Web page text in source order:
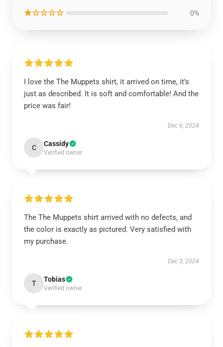
★☆☆☆☆ 0%
I love the The Muppets shirt, it arrived on time, it’s
just as described. It is soft and comfortable! And the
price was fair!
Dec 6, 2024
C Cassidy
Verified owner
The The Muppets shirt arrived with no defects, and
the color is exactly as pictured. Very satisfied with
my purchase.
Dec 3, 2024
T Tobias
Verified owner